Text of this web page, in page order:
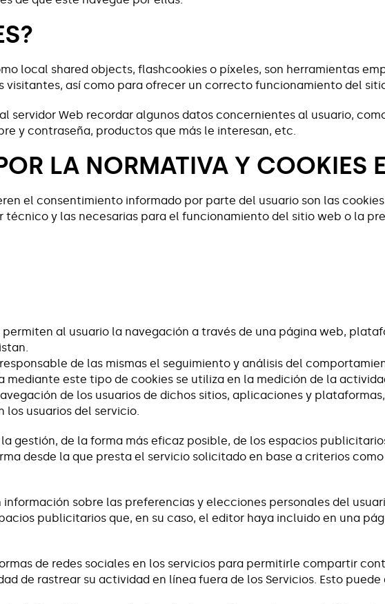
local shared objects, flashcookies o píxeles, son herramientas
así como para ofrecer un correcto funcionamiento del
servidor Web recordar algunos datos concernientes al usuario,
y contraseña, productos que más le interesan, etc.
LA NORMATIVA Y COOKIES
el consentimiento informado por parte del usuario son las
y las necesarias para el funcionamiento del sitio web o la
al usuario la navegación a través de una página web,
de las mismas el seguimiento y análisis del
mediante este tipo de cookies se utiliza en la medición de la
de los usuarios de dichos sitios, aplicaciones y
los usuarios del servicio.
gestión, de la forma más eficaz posible, de los espacios
desde la que presta el servicio solicitado en base a criterios
sobre las preferencias y elecciones personales del
publicitarios que, en su caso, el editor haya incluido en una
de redes sociales en los servicios para permitirle compartir
de rastrear su actividad en línea fuera de los Servicios. Esto